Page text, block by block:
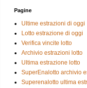
Pagine
Ultime estrazioni di oggi
Lotto estrazione di oggi
Verifica vincite lotto
Archivio estrazioni lotto
Ultima estrazione lotto
SuperEnalotto archivio
Superenalotto ultima